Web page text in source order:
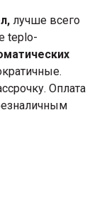
лучше всего
teplo-
Оплата